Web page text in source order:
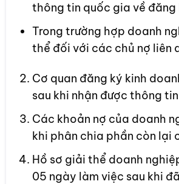
thông tin quốc gia về đăng
Trong trường hợp doanh
thể đối với các chủ nợ liên
Cơ quan đăng ký kinh
sau khi nhận được thông
Các khoản nợ của doanh
khi phân chia phần còn lại
Hồ sơ giải thể doanh
05 ngày làm việc sau khi